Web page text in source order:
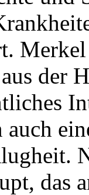
der
auch
das